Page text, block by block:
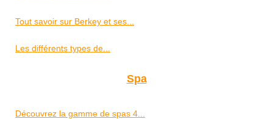
Tout savoir sur Berkey et ses...
Les différents types de...
Spa
Découvrez la gamme de spas 4...